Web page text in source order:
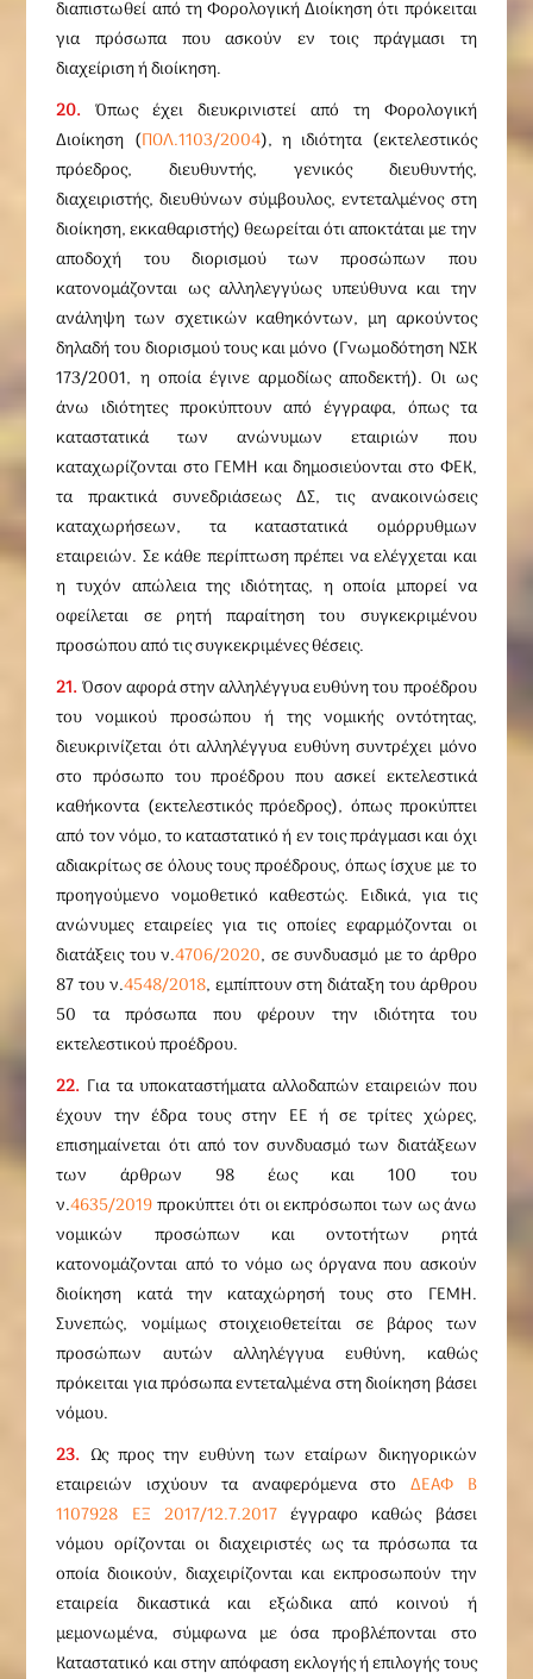
διαπιστωθεί από τη Φορολογική Διοίκηση ότι πρόκειται
για πρόσωπα που ασκούν εν τοις πράγμασι τη
διαχείριση ή διοίκηση.
20. Όπως έχει διευκρινιστεί από τη Φορολογική
Διοίκηση (ΠΟΛ.1103/2004), η ιδιότητα (εκτελεστικός
πρόεδρος, διευθυντής, γενικός διευθυντής,
διαχειριστής, διευθύνων σύμβουλος, εντεταλμένος στη
διοίκηση, εκκαθαριστής) θεωρείται ότι αποκτάται με την
αποδοχή του διορισμού των προσώπων που
κατονομάζονται ως αλληλεγγύως υπεύθυνα και την
ανάληψη των σχετικών καθηκόντων, μη αρκούντος
δηλαδή του διορισμού τους και μόνο (Γνωμοδότηση ΝΣΚ
173/2001, η οποία έγινε αρμοδίως αποδεκτή). Οι ως
άνω ιδιότητες προκύπτουν από έγγραφα, όπως τα
καταστατικά των ανώνυμων εταιριών που
καταχωρίζονται στο ΓΕΜΗ και δημοσιεύονται στο ΦΕΚ,
τα πρακτικά συνεδριάσεως ΔΣ, τις ανακοινώσεις
καταχωρήσεων, τα καταστατικά ομόρρυθμων
εταιρειών. Σε κάθε περίπτωση πρέπει να ελέγχεται και
η τυχόν απώλεια της ιδιότητας, η οποία μπορεί να
οφείλεται σε ρητή παραίτηση του συγκεκριμένου
προσώπου από τις συγκεκριμένες θέσεις.
21.Όσον αφορά στην αλληλέγγυα ευθύνη του προέδρου
του νομικού προσώπου ή της νομικής οντότητας,
διευκρινίζεται ότι αλληλέγγυα ευθύνη συντρέχει μόνο
στο πρόσωπο του προέδρου που ασκεί εκτελεστικά
καθήκοντα (εκτελεστικός πρόεδρος), όπως προκύπτει
από τον νόμο, το καταστατικό ή εν τοις πράγμασι και όχι
αδιακρίτως σε όλους τους προέδρους, όπως ίσχυε με το
προηγούμενο νομοθετικό καθεστώς. Ειδικά, για τις
ανώνυμες εταιρείες για τις οποίες εφαρμόζονται οι
διατάξεις του ν.4706/2020, σε συνδυασμό με το άρθρο
87 του ν.4548/2018, εμπίπτουν στη διάταξη του άρθρου
50 τα πρόσωπα που φέρουν την ιδιότητα του
εκτελεστικού προέδρου.
22. Για τα υποκαταστήματα αλλοδαπών εταιρειών που
έχουν την έδρα τους στην ΕΕ ή σε τρίτες χώρες,
επισημαίνεται ότι από τον συνδυασμό των διατάξεων
των άρθρων 98 έως και 100 του
ν.4635/2019προκύπτει ότι οι εκπρόσωποι των ως άνω
νομικών προσώπων και οντοτήτων ρητά
κατονομάζονται από το νόμο ως όργανα που ασκούν
διοίκηση κατά την καταχώρησή τους στο ΓΕΜΗ.
Συνεπώς, νομίμως στοιχειοθετείται σε βάρος των
προσώπων αυτών αλληλέγγυα ευθύνη, καθώς
πρόκειται για πρόσωπα εντεταλμένα στη διοίκηση βάσει
νόμου.
23. Ως προς την ευθύνη των εταίρων δικηγορικών
εταιρειών ισχύουν τα αναφερόμενα στο ΔΕΑΦ Β
1107928 ΕΞ 2017/12.7.2017έγγραφο καθώς βάσει
νόμου ορίζονται οι διαχειριστές ως τα πρόσωπα τα
οποία διοικούν, διαχειρίζονται και εκπροσωπούν την
εταιρεία δικαστικά και εξώδικα από κοινού ή
μεμονωμένα, σύμφωνα με όσα προβλέπονται στο
Καταστατικό και στην απόφαση εκλογής ή επιλογής τους